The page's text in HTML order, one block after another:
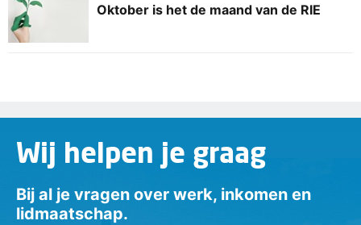
Oktober is het de maand van de RIE
Wij helpen je graag
Bij al je vragen over werk, inkomen en
lidmaatschap.